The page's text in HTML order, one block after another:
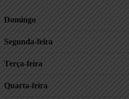
Domingo
Segunda-feira
Terça-feira
Quarta-feira